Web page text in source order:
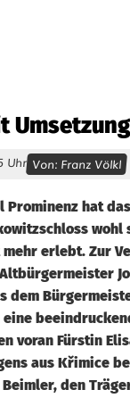
Uhr Von: Franz Völkl
Prominenz hat
wohl
erlebt. Zur
dem
voran Fürstin
aus Křimice
den